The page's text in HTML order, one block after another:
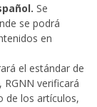
Se
se podrá
en
el estándar de
verificará
de los artículos,